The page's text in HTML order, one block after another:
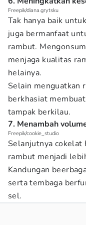
Freepik/diana.grytsku
Tak hanya baik
juga bermanfaat
rambut.
menjaga kualitas
helainya.
Selain menguatkan
berkhasiat
tampak berkilau.
7. Menambah
Freepik/cookie_studio
Selanjutnya cokelat
rambut menjadi
Kandungan
serta tembaga
sel.